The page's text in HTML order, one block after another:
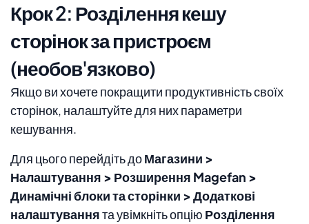
Крок 2: Розділення кешу
сторінок за пристроєм
(необов'язково)
Якщо ви хочете покращити продуктивність своїх
сторінок, налаштуйте для них параметри
кешування.
Для цього перейдіть доМагазини >
Налаштування > Розширення Magefan >
Динамічні блоки та сторінки > Додаткові
налаштуваннята увімкніть опцію Розділення